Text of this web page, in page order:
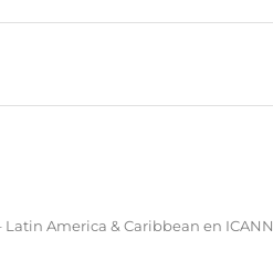
America & Caribbean en ICANN